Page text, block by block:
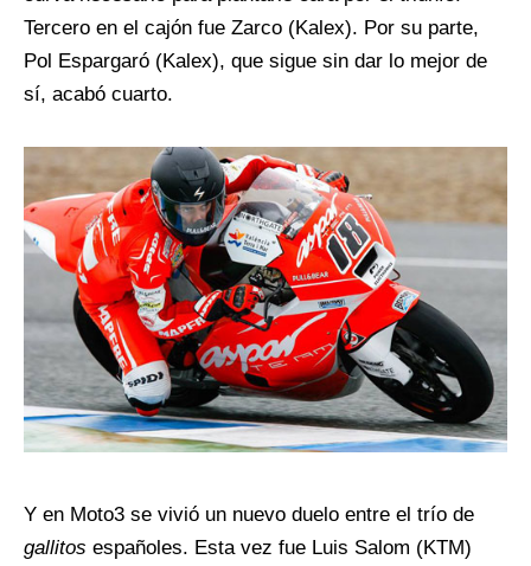
Tercero en el cajón fue Zarco (Kalex). Por su parte,
Pol Espargaró (Kalex), que sigue sin dar lo mejor de
sí, acabó cuarto.
Y en Moto3 se vivió un nuevo duelo entre el trío de
gallitos españoles. Esta vez fue Luis Salom (KTM)